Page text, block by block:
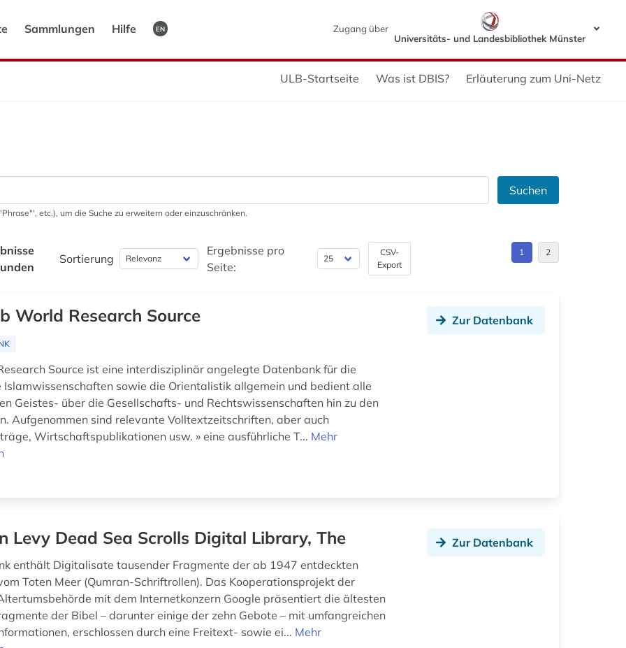
Sammlungen Hilfe EN
Zugang über
Universitäts- und Landesbibliothek Münster
ULB-Startseite Was ist DBIS? Erläuterung zum Uni-Netz
Suchen
etc.), um die Suche zu erweitern oder einzuschränken.
Sortierung
Ergebnisse pro
Seite:
CSV-
Export
1 2
World Research Source
Source ist eine interdisziplinär angelegte Datenbank für die
sowie die Orientalistik allgemein und bedient alle
Geistes- über die Gesellschafts- und Rechtswissenschaften hin zu den
Aufgenommen sind relevante Volltextzeitschriften, aber auch
Wirtschaftspublikationen usw. » eine ausführliche T... Mehr
Zur Datenbank
Levy Dead Sea Scrolls Digital Library, The
enthält Digitalisate tausender Fragmente der ab 1947 entdeckten
Toten Meer (Qumran-Schriftrollen). Das Kooperationsprojekt der
mit dem Internetkonzern Google präsentiert die ältesten
der Bibel – darunter einige der zehn Gebote – mit umfangreichen
erschlossen durch eine Freitext- sowie ei... Mehr
Zur Datenbank